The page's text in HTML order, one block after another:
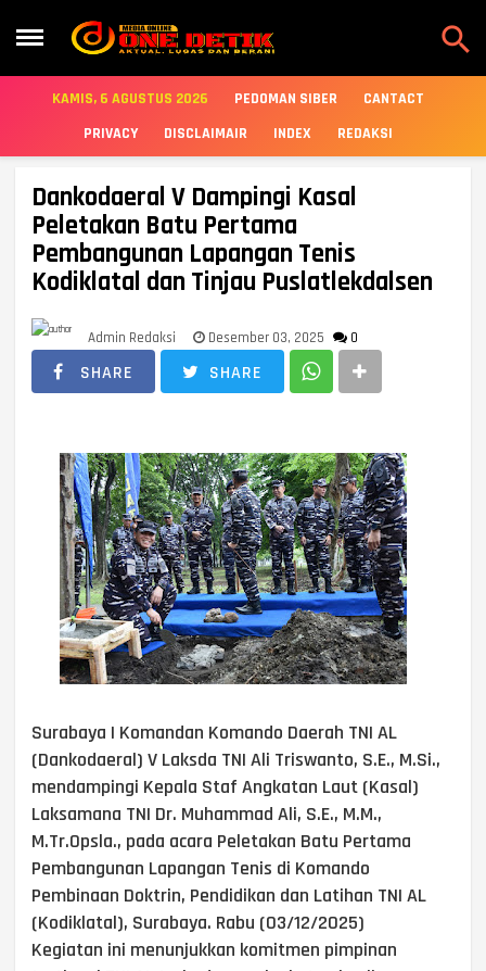

KAMIS, 6 AGUSTUS 2026 PEDOMAN SIBER
CANTACT
PRIVACY
DISCLAIMAIR INDEX REDAKSI
Dankodaeral V Dampingi Kasal
Peletakan Batu Pertama
Pembangunan Lapangan Tenis
Kodiklatal dan Tinjau Puslatlekdalsen
Admin Redaksi Desember 03, 2025 0
SHARE SHARE
Surabaya | Komandan Komando Daerah TNI AL
(Dankodaeral) V Laksda TNI Ali Triswanto, S.E., M.Si.,
mendampingi Kepala Staf Angkatan Laut (Kasal)
Laksamana TNI Dr. Muhammad Ali, S.E., M.M.,
M.Tr.Opsla., pada acara Peletakan Batu Pertama
Pembangunan Lapangan Tenis di Komando
Pembinaan Doktrin, Pendidikan dan Latihan TNI AL
(Kodiklatal), Surabaya. Rabu (03/12/2025)
Kegiatan ini menunjukkan komitmen pimpinan